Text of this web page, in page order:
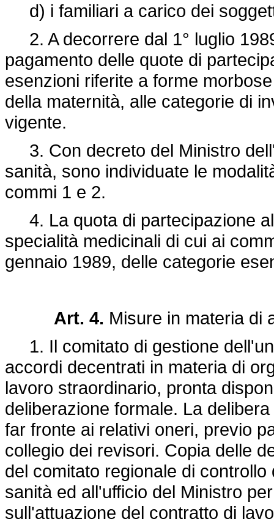
d) i familiari a carico dei
2. A decorrere dal 1° luglio
pagamento delle quote di
esenzioni riferite a forme
della maternità, alle categorie di
vigente.
3. Con decreto del Ministro
sanità, sono individuate le
commi 1 e 2.
4. La quota di partecipazione
specialità medicinali di cui ai
gennaio 1989, delle categorie
Art. 4. Misure in materia di
1. Il comitato di gestione
accordi decentrati in materia di
lavoro straordinario, pronta
deliberazione formale. La
far fronte ai relativi oneri, previo
collegio dei revisori. Copia delle
del comitato regionale di
sanità ed all'ufficio del Ministro
sull'attuazione del contratto di